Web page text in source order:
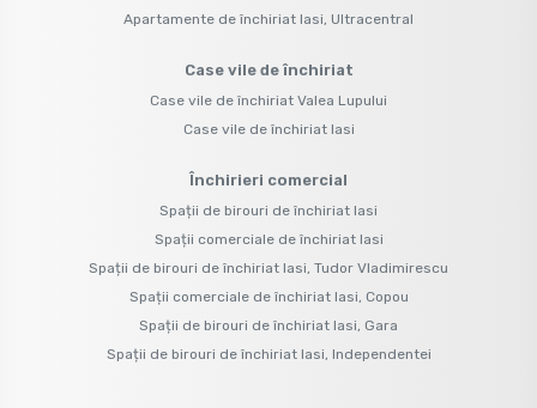
Apartamente de închiriat Iasi, Ultracentral
Case vile de închiriat
Case vile de închiriat Valea Lupului
Case vile de închiriat Iasi
Închirieri comercial
Spații de birouri de închiriat Iasi
Spații comerciale de închiriat Iasi
Spații de birouri de închiriat Iasi, Tudor Vladimirescu
Spații comerciale de închiriat Iasi, Copou
Spații de birouri de închiriat Iasi, Gara
Spații de birouri de închiriat Iasi, Independentei